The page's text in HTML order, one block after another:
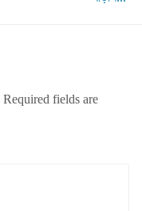
Required fields are